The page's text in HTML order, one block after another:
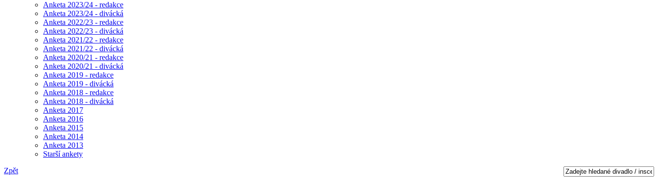
Anketa 2023/24 - redakce
Anketa 2023/24 - divácká
Anketa 2022/23 - redakce
Anketa 2022/23 - divácká
Anketa 2021/22 - redakce
Anketa 2021/22 - divácká
Anketa 2020/21 - redakce
Anketa 2020/21 - divácká
Anketa 2019 - redakce
Anketa 2019 - divácká
Anketa 2018 - redakce
Anketa 2018 - divácká
Anketa 2017
Anketa 2016
Anketa 2015
Anketa 2014
Anketa 2013
Starší ankety
Zpět